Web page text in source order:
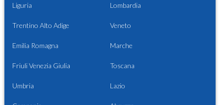
Liguria Lombardia
Trentino Alto Adige Veneto
Emilia Romagna Marche
Friuli Venezia Giulia Toscana
Umbria Lazio